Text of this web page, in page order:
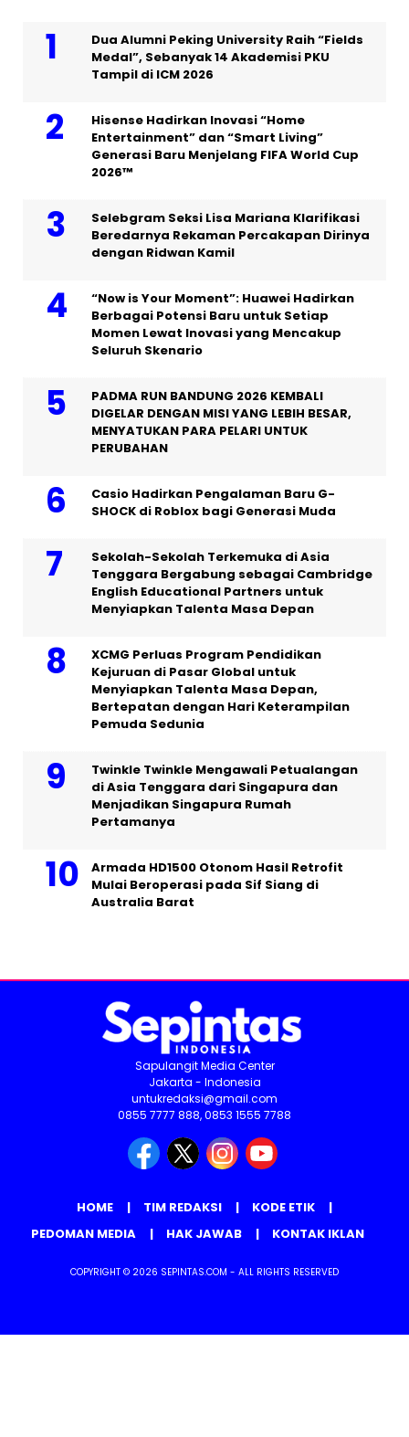
Dua Alumni Peking University Raih “Fields
Medal”, Sebanyak 14 Akademisi PKU
Tampil di ICM 2026
Hisense Hadirkan Inovasi “Home
Entertainment” dan “Smart Living”
Generasi Baru Menjelang FIFA World Cup
2026™
Selebgram Seksi Lisa Mariana Klarifikasi
Beredarnya Rekaman Percakapan Dirinya
dengan Ridwan Kamil
“Now is Your Moment”: Huawei Hadirkan
Berbagai Potensi Baru untuk Setiap
Momen Lewat Inovasi yang Mencakup
Seluruh Skenario
PADMA RUN BANDUNG 2026 KEMBALI
DIGELAR DENGAN MISI YANG LEBIH BESAR,
MENYATUKAN PARA PELARI UNTUK
PERUBAHAN
Casio Hadirkan Pengalaman Baru G-
SHOCK di Roblox bagi Generasi Muda
Sekolah-Sekolah Terkemuka di Asia
Tenggara Bergabung sebagai Cambridge
English Educational Partners untuk
Menyiapkan Talenta Masa Depan
XCMG Perluas Program Pendidikan
Kejuruan di Pasar Global untuk
Menyiapkan Talenta Masa Depan,
Bertepatan dengan Hari Keterampilan
Pemuda Sedunia
Twinkle Twinkle Mengawali Petualangan
di Asia Tenggara dari Singapura dan
Menjadikan Singapura Rumah
Pertamanya
Armada HD1500 Otonom Hasil Retrofit
Mulai Beroperasi pada Sif Siang di
Australia Barat
Sapulangit Media Center
Jakarta - Indonesia
untukredaksi@gmail.com
0855 7777 888, 0853 1555 7788
HOME TIM REDAKSI
KODE ETIK
PEDOMAN MEDIA
HAK JAWAB KONTAK IKLAN
COPYRIGHT © 2026 SEPINTAS.COM - ALL RIGHTS RESERVED